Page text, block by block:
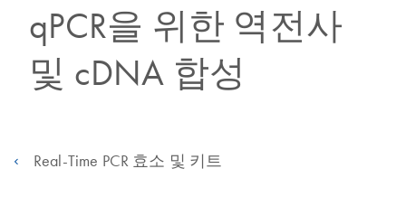
qPCR을 위한 역전사
및 cDNA 합성
Real-Time PCR 효소 및 키트